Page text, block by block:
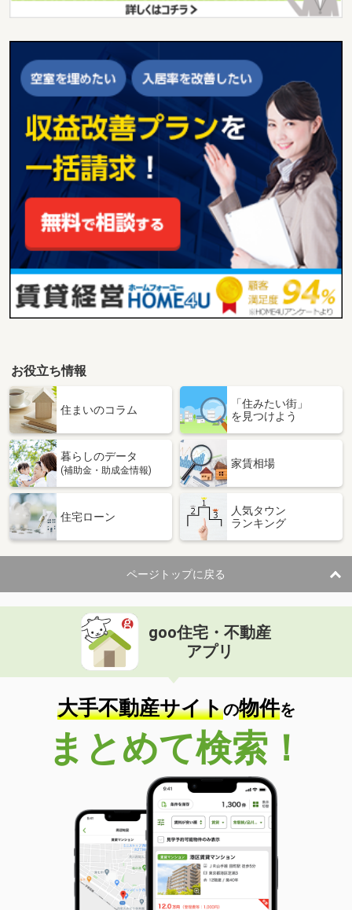
お役立ち情報
住まいのコラム
「住みたい街」
を見つけよう
暮らしのデータ
(補助金・助成金情報)
家賃相場
住宅ローン
人気タウン
ランキング
ページトップに戻る
goo住宅・不動産
アプリ
大手不動産サイトの物件を
まとめて検索！